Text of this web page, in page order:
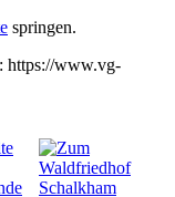
springen.
https://www.vg-